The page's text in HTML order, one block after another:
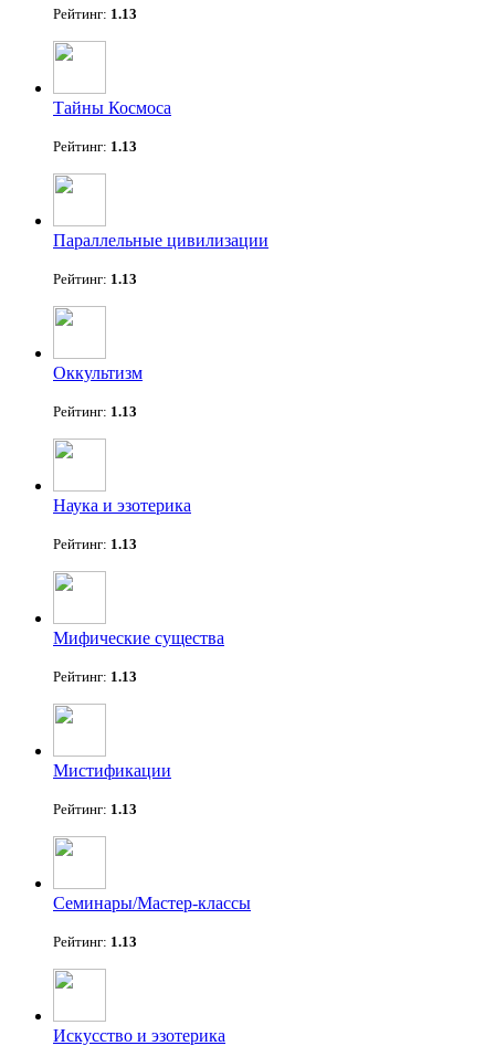
Рейтинг: 1.13
Тайны Космоса
Рейтинг: 1.13
Параллельные цивилизации
Рейтинг: 1.13
Оккультизм
Рейтинг: 1.13
Наука и эзотерика
Рейтинг: 1.13
Мифические существа
Рейтинг: 1.13
Мистификации
Рейтинг: 1.13
Семинары/Мастер-классы
Рейтинг: 1.13
Искусство и эзотерика